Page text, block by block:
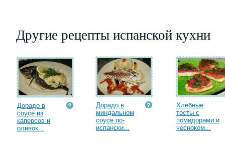
Другие рецепты испанской кухни
Дорадо в
соусе из
каперсов и
оливок...
Дорадо в
миндальном
соусе по-
испански...
Хлебные
тосты с
помидорами и
чесноком...